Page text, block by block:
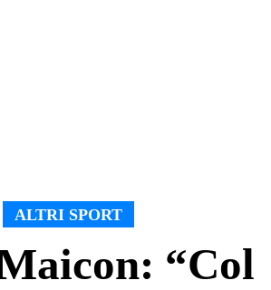
ALTRI SPORT
“Col